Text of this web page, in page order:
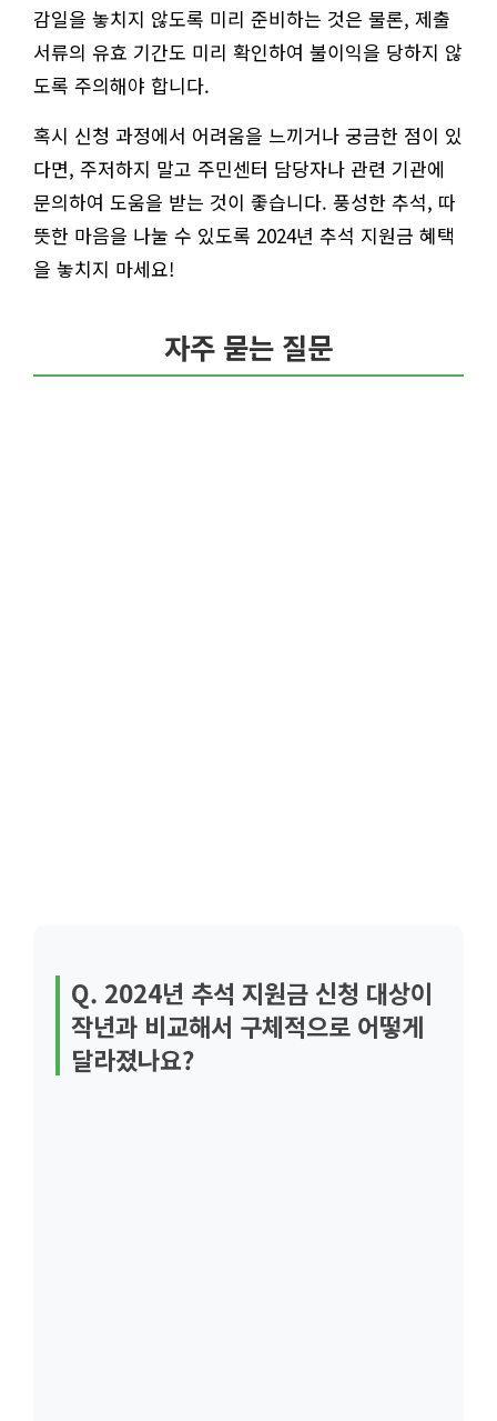
감일을 놓치지 않도록 미리 준비하는 것은 물론, 제출
서류의 유효 기간도 미리 확인하여 불이익을 당하지 않
도록 주의해야 합니다.
혹시 신청 과정에서 어려움을 느끼거나 궁금한 점이 있
다면, 주저하지 말고 주민센터 담당자나 관련 기관에
문의하여 도움을 받는 것이 좋습니다. 풍성한 추석, 따
뜻한 마음을 나눌 수 있도록 2024년 추석 지원금 혜택
을 놓치지 마세요!
자주 묻는 질문
Q. 2024년 추석 지원금 신청 대상이
작년과 비교해서 구체적으로 어떻게
달라졌나요?